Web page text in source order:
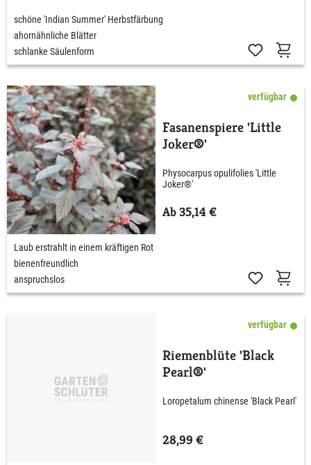
schöne 'Indian Summer' Herbstfärbung
ahornähnliche Blätter
schlanke Säulenform
verfügbar
Fasanenspiere 'Little
Joker®'
Physocarpus opulifolies 'Little
Joker®'
Ab 35,14 €
Laub erstrahlt in einem kräftigen Rot
bienenfreundlich
anspruchslos
verfügbar
Riemenblüte 'Black
Pearl®'
Loropetalum chinense 'Black Pearl'
28,99 €